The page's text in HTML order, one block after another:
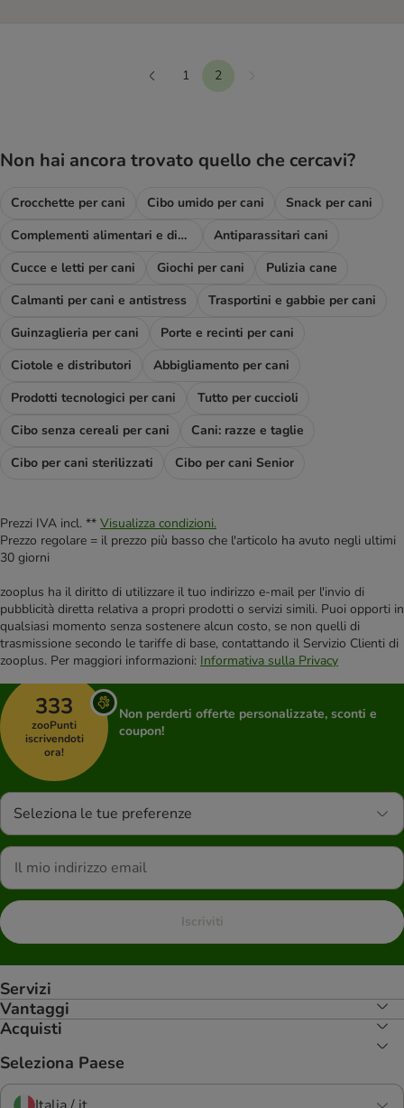
Precedente
1 2 Continua
Non hai ancora trovato quello che cercavi?
Crocchette per cani Cibo umido per cani
Snack per cani
Complementi alimentari e diete
Antiparassitari cani
Cucce e letti per cani
Giochi per cani
Pulizia cane
Calmanti per cani e antistress
Trasportini e gabbie per cani
Guinzaglieria per cani
Porte e recinti per cani
Ciotole e distributori
Abbigliamento per cani
Prodotti tecnologici per cani
Tutto per cuccioli
Cibo senza cereali per cani
Cani: razze e taglie
Cibo per cani sterilizzati
Cibo per cani Senior
Prezzi IVA incl. ** Visualizza condizioni.
Prezzo regolare = il prezzo più basso che l'articolo ha avuto negli ultimi
30 giorni
zooplus ha il diritto di utilizzare il tuo indirizzo e-mail per l'invio di
pubblicità diretta relativa a propri prodotti o servizi simili. Puoi opporti in
qualsiasi momento senza sostenere alcun costo, se non quelli di
trasmissione secondo le tariffe di base, contattando il Servizio Clienti di
zooplus. Per maggiori informazioni: Informativa sulla Privacy
333
zooPunti
iscrivendoti
ora!
Non perderti offerte personalizzate, sconti e
coupon!
Seleziona le tue preferenze
Iscriviti
Servizi
Vantaggi
Acquisti
Seleziona Paese